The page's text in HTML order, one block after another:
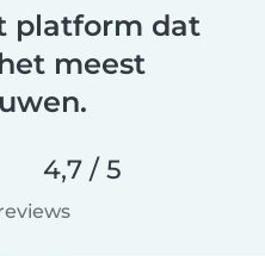
platform dat
meest
4,7 / 5